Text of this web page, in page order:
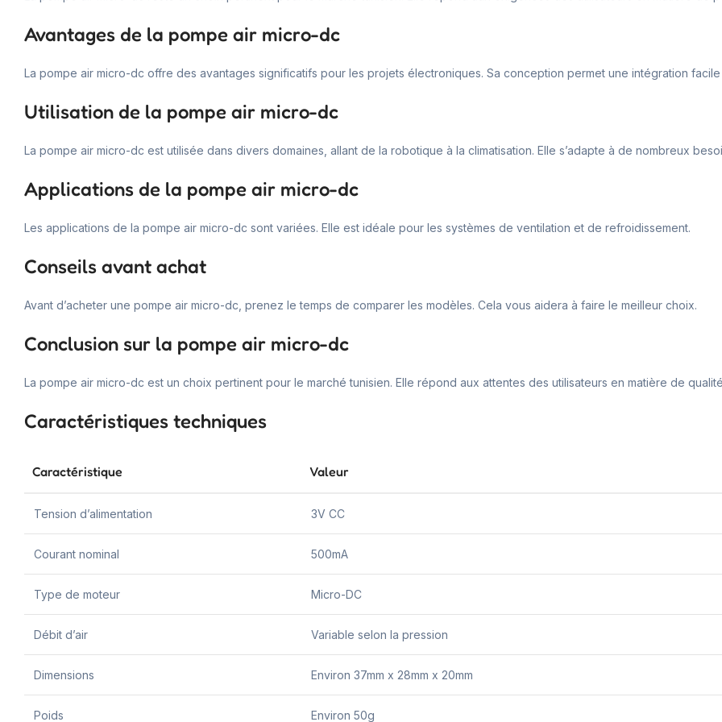
Avantages de la pompe air micro-dc
La pompe air micro-dc offre des avantages significatifs pour les projets électroniques. Sa conception permet une intégration
Utilisation de la pompe air micro-dc
La pompe air micro-dc est utilisée dans divers domaines, allant de la robotique à la climatisation. Elle s’adapte à de nombreux
Applications de la pompe air micro-dc
Les applications de la pompe air micro-dc sont variées. Elle est idéale pour les systèmes de ventilation et de refroidissement.
Conseils avant achat
Avant d’acheter une pompe air micro-dc, prenez le temps de comparer les modèles. Cela vous aidera à faire le meilleur choix.
Conclusion sur la pompe air micro-dc
La pompe air micro-dc est un choix pertinent pour le marché tunisien. Elle répond aux attentes des utilisateurs en matière de
Caractéristiques techniques
Caractéristique Valeur
Tension d’alimentation 3V CC
Courant nominal 500mA
Type de moteur Micro-DC
Débit d’air Variable selon la pression
Dimensions Environ 37mm x 28mm x 20mm
Poids Environ 50g